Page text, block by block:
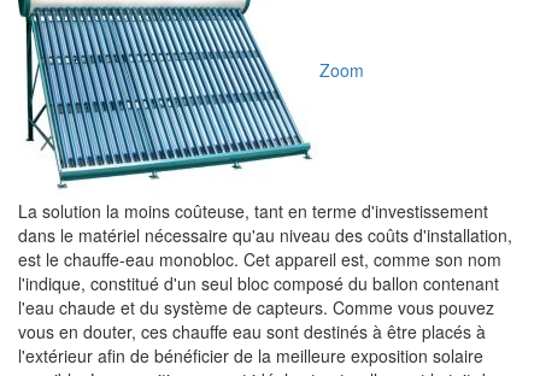
Zoom
La solution la moins coûteuse, tant en terme d'investissement
dans le matériel nécessaire qu'au niveau des coûts d'installation,
est le chauffe-eau monobloc. Cet appareil est, comme son nom
l'indique, constitué d'un seul bloc composé du ballon contenant
l'eau chaude et du système de capteurs. Comme vous pouvez
vous en douter, ces chauffe eau sont destinés à être placés à
l'extérieur afin de bénéficier de la meilleure exposition solaire